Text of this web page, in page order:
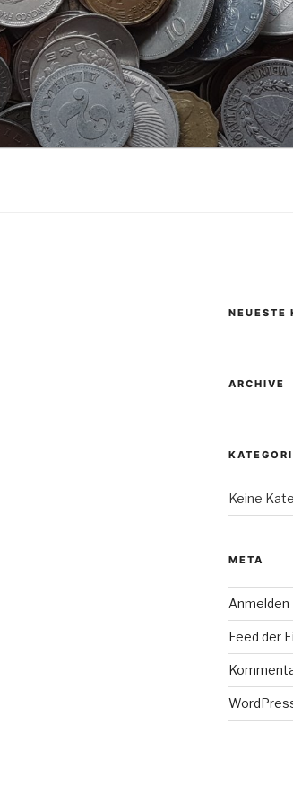
NEUESTE
ARCHIVE
Keine
META
Anmelden
Feed der